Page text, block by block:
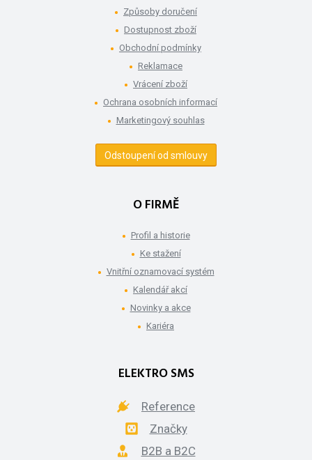
Způsoby doručení
Dostupnost zboží
Obchodní podmínky
Reklamace
Vrácení zboží
Ochrana osobních informací
Marketingový souhlas
Odstoupení od smlouvy
O FIRMĚ
Profil a historie
Ke stažení
Vnitřní oznamovací systém
Kalendář akcí
Novinky a akce
Kariéra
ELEKTRO SMS
Reference
Značky
B2B a B2C